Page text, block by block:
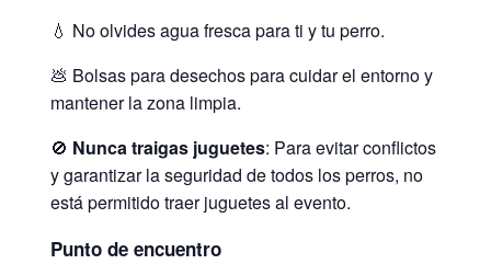
💧 No olvides agua fresca para ti y tu perro.
💩 Bolsas para desechos para cuidar el entorno y
mantener la zona limpia.
🚫 Nunca traigas juguetes: Para evitar conflictos
y garantizar la seguridad de todos los perros, no
está permitido traer juguetes al evento.
Punto de encuentro